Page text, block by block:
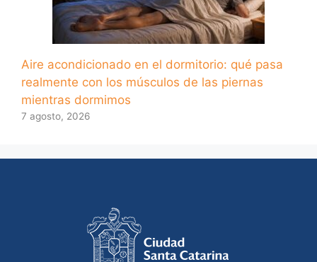
Aire acondicionado en el dormitorio: qué pasa
realmente con los músculos de las piernas
mientras dormimos
7 agosto, 2026